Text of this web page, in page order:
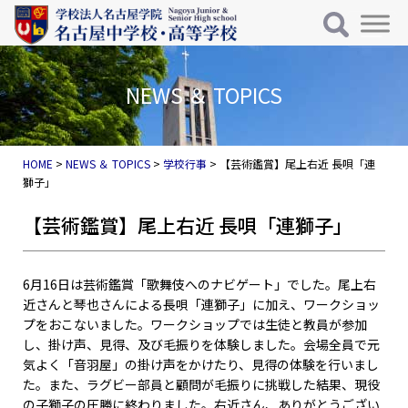
コンテンツへスキップ
メインナビゲーション
NEWS ＆ TOPICS
HOME >NEWS ＆ TOPICS > 学校行事 >
【芸術鑑賞】尾上右近 長唄「連
獅子」
【芸術鑑賞】尾上右近 長唄「連獅子」
6月16日は芸術鑑賞「歌舞伎へのナビゲート」でした。尾上右
近さんと琴也さんによる長唄「連獅子」に加え、ワークショッ
プをおこないました。ワークショップでは生徒と教員が参加
し、掛け声、見得、及び毛振りを体験しました。会場全員で元
気よく「音羽屋」の掛け声をかけたり、見得の体験を行いまし
た。また、ラグビー部員と顧問が毛振りに挑戦した結果、現役
の子獅子の圧勝に終わりました。右近さん、ありがとうござい